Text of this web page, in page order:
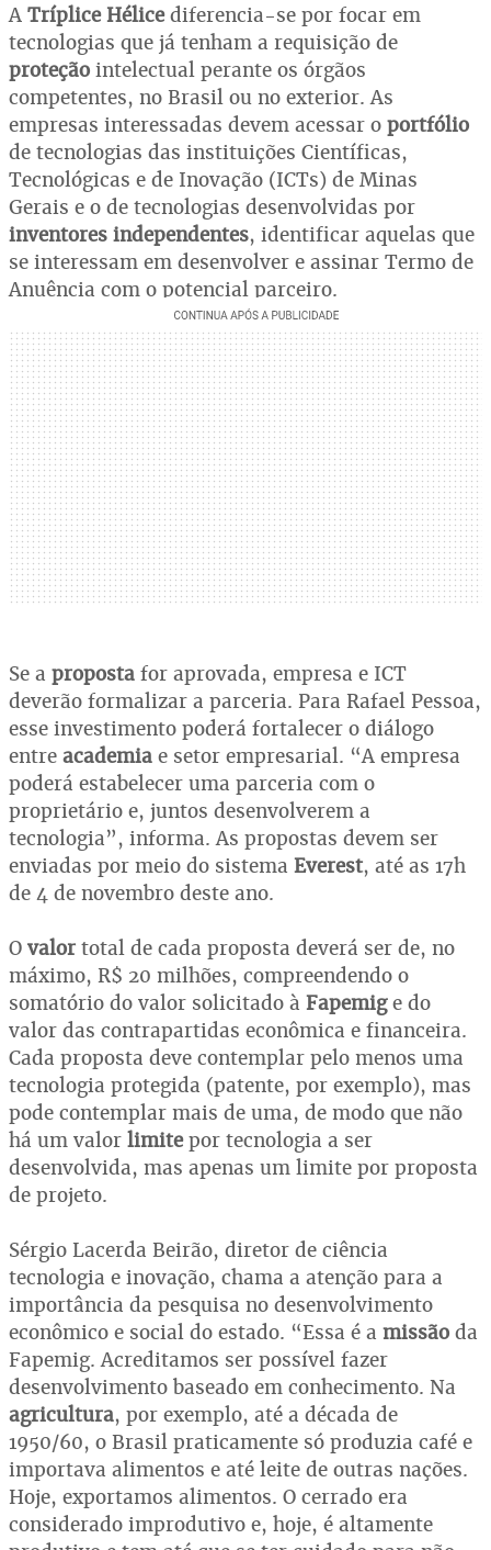
A Tríplice Hélicediferencia-se por focar em
tecnologias que já tenham a requisição de
proteção intelectual perante os órgãos
competentes, no Brasil ou no exterior. As
empresas interessadas devem acessar o portfólio
de tecnologias das instituições Científicas,
Tecnológicas e de Inovação (ICTs) de Minas
Gerais e o de tecnologias desenvolvidas por
inventores independentes, identificar aquelas que
se interessam em desenvolver e assinar Termo de
Anuência com o potencial parceiro.
Se a proposta for aprovada, empresa e ICT
deverão formalizar a parceria. Para Rafael Pessoa,
esse investimento poderá fortalecer o diálogo
entre academia e setor empresarial. “A empresa
poderá estabelecer uma parceria com o
proprietário e, juntos desenvolverem a
tecnologia”, informa. As propostas devem ser
enviadas por meio do sistema Everest, até as 17h
de 4 de novembro deste ano.
O valor total de cada proposta deverá ser de, no
máximo, R$ 20 milhões, compreendendo o
somatório do valor solicitado à Fapemige do
valor das contrapartidas econômica e financeira.
Cada proposta deve contemplar pelo menos uma
tecnologia protegida (patente, por exemplo), mas
pode contemplar mais de uma, de modo que não
há um valor limitepor tecnologia a ser
desenvolvida, mas apenas um limite por proposta
de projeto.
Sérgio Lacerda Beirão, diretor de ciência
tecnologia e inovação, chama a atenção para a
importância da pesquisa no desenvolvimento
econômico e social do estado. “Essa é a missão da
Fapemig. Acreditamos ser possível fazer
desenvolvimento baseado em conhecimento. Na
agricultura, por exemplo, até a década de
1950/60, o Brasil praticamente só produzia café e
importava alimentos e até leite de outras nações.
Hoje, exportamos alimentos. O cerrado era
considerado improdutivo e, hoje, é altamente